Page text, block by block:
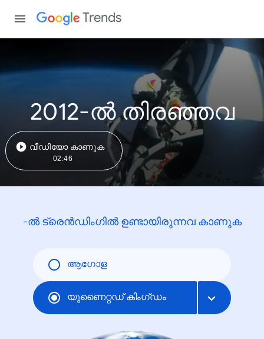
Trends
2012-ൽ തിരഞ്ഞവ
വീഡിയോ കാണുക
02:46
-ൽ ട്രെൻഡിംഗിൽ ഉണ്ടായിരുന്നവ കാണുക
ആഗോള
യുണൈറ്റഡ് കിംഗ്ഡം